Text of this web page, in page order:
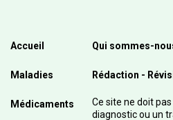
Accueil
Maladies
Médicaments
Qui sommes-
Rédaction -
Ce site ne doit
diagnostic ou un